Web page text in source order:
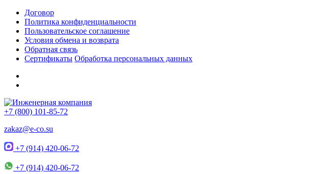
Договор
Политика конфиденциальности
Пользовательское соглашение
Условия обмена и возврата
Обратная связь
Сертификаты Обработка персональных данных
+7 (800) 101-85-72
zakaz@e-co.su
+7 (914) 420-06-72
+7 (914) 420-06-72